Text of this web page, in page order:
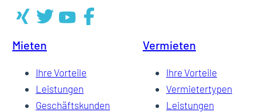
Mieten
Ihre Vorteile
Leistungen
Geschäftskunden
Vermieten
Ihre Vorteile
Vermietertypen
Leistungen